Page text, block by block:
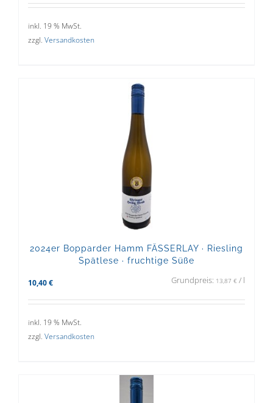
inkl. 19 % MwSt.
zzgl. Versandkosten
2024er Bopparder Hamm FÄSSERLAY · Riesling
Spätlese · fruchtige Süße
10,40 € Grundpreis: 13,87 € / l
inkl. 19 % MwSt.
zzgl. Versandkosten